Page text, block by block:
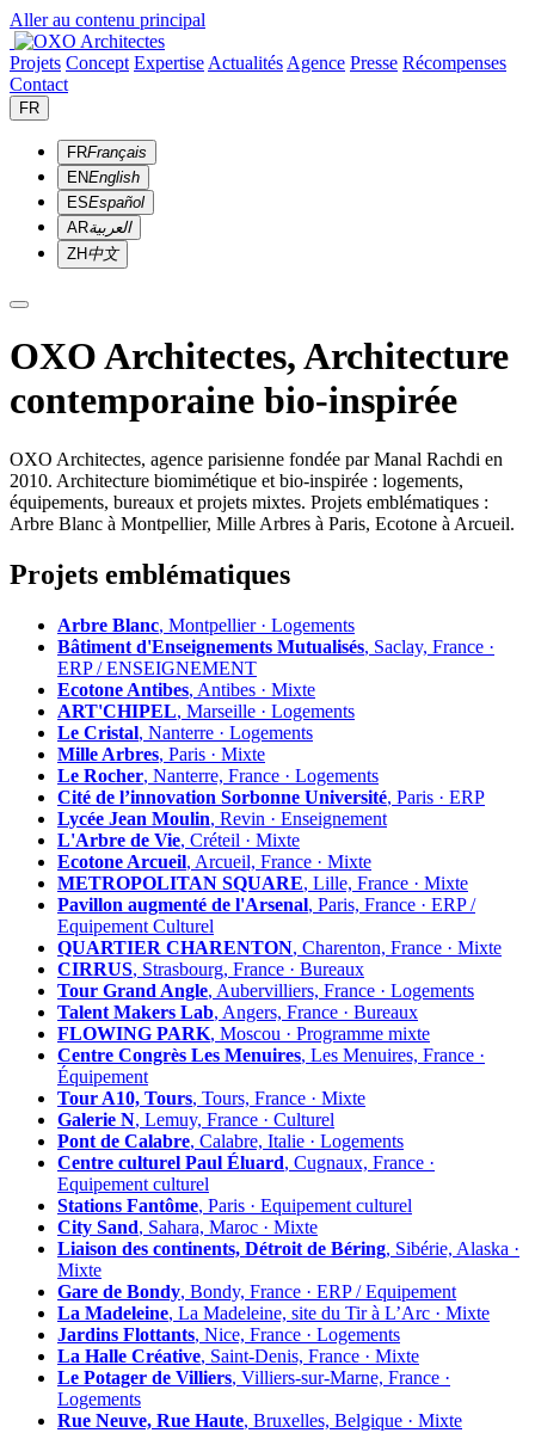
Aller au contenu principal
Projets Concept Expertise Actualités Agence Presse Récompenses
Contact
FR
FRFrançais
ENEnglish
ESEspañol
ARالعربية
ZH中文
OXO Architectes, Architecture
contemporaine bio-inspirée
OXO Architectes, agence parisienne fondée par Manal Rachdi en
2010. Architecture biomimétique et bio-inspirée : logements,
équipements, bureaux et projets mixtes. Projets emblématiques :
Arbre Blanc à Montpellier, Mille Arbres à Paris, Ecotone à Arcueil.
Projets emblématiques
Arbre Blanc, Montpellier · Logements
Bâtiment d'Enseignements Mutualisés, Saclay, France ·
ERP / ENSEIGNEMENT
Ecotone Antibes, Antibes · Mixte
ART'CHIPEL, Marseille · Logements
Le Cristal, Nanterre · Logements
Mille Arbres, Paris · Mixte
Le Rocher, Nanterre, France · Logements
Cité de l’innovation Sorbonne Université, Paris · ERP
Lycée Jean Moulin, Revin · Enseignement
L'Arbre de Vie, Créteil · Mixte
Ecotone Arcueil, Arcueil, France · Mixte
METROPOLITAN SQUARE, Lille, France · Mixte
Pavillon augmenté de l'Arsenal, Paris, France · ERP /
Equipement Culturel
QUARTIER CHARENTON, Charenton, France · Mixte
CIRRUS, Strasbourg, France · Bureaux
Tour Grand Angle, Aubervilliers, France · Logements
Talent Makers Lab, Angers, France · Bureaux
FLOWING PARK, Moscou · Programme mixte
Centre Congrès Les Menuires, Les Menuires, France ·
Équipement
Tour A10, Tours, Tours, France · Mixte
Galerie N, Lemuy, France · Culturel
Pont de Calabre, Calabre, Italie · Logements
Centre culturel Paul Éluard, Cugnaux, France ·
Equipement culturel
Stations Fantôme, Paris · Equipement culturel
City Sand, Sahara, Maroc · Mixte
Liaison des continents, Détroit de Béring, Sibérie, Alaska ·
Mixte
Gare de Bondy, Bondy, France · ERP / Equipement
La Madeleine, La Madeleine, site du Tir à L’Arc · Mixte
Jardins Flottants, Nice, France · Logements
La Halle Créative, Saint-Denis, France · Mixte
Le Potager de Villiers, Villiers-sur-Marne, France ·
Logements
Rue Neuve, Rue Haute, Bruxelles, Belgique · Mixte